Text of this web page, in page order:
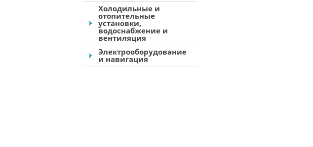
Холодильные и
отопительные
установки,
водоснабжение и
вентиляция
Электрооборудование
и навигация